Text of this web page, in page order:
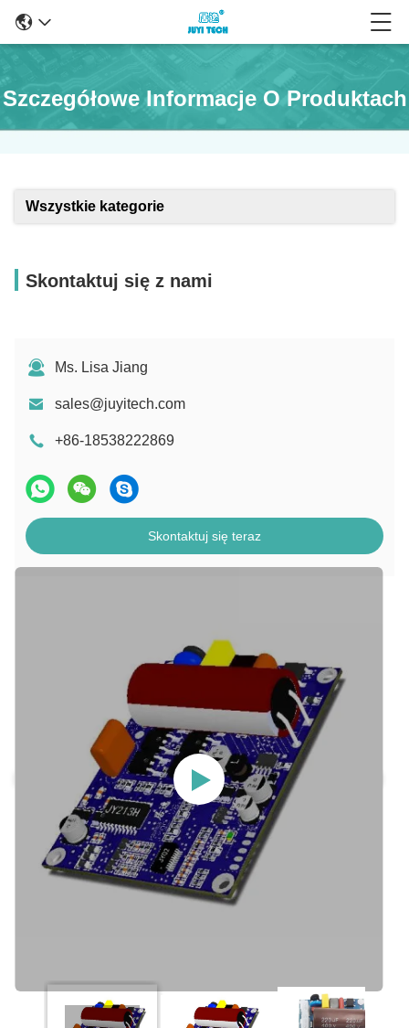
Szczegółowe Informacje O Produktach
Wszystkie kategorie
Skontaktuj się z nami
Ms. Lisa Jiang
sales@juyitech.com
+86-18538222869
Skontaktuj się teraz